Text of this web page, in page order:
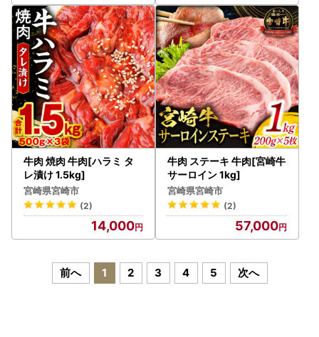
牛肉 焼肉 牛肉[ハラミ タ
レ漬け 1.5kg]
宮崎県宮崎市
(2)
14,000
牛肉 ステーキ 牛肉[宮崎牛
サーロイン 1kg]
宮崎県宮崎市
(2)
57,000
前へ 1 2 3 4 5 次へ